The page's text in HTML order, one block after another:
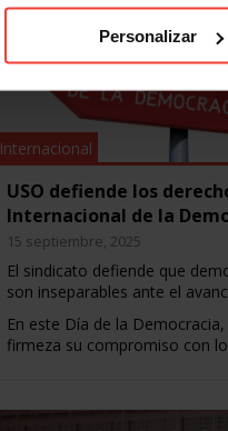
Personalizar
Internacional
USO defiende los
Internacional de la
15 septiembre, 2025
El sindicato defiende que
son inseparables ante el
En este Día de la
firmeza su compromiso con